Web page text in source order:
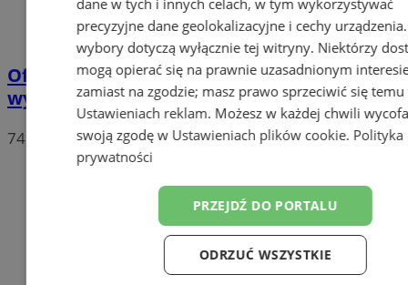
Oficjalne wyniki wyborów: W Chorzowie
wygrywa Rafał Trzaskowski!
74
dane w tych i innych celach, w tym wykorzystywać
precyzyjne dane geolokalizacyjne i cechy
wybory dotyczą wyłącznie tej witryny. Niektórzy
mogą opierać się na prawnie uzasadnionym
zamiast na zgodzie; masz prawo sprzeciwić się temu
Ustawieniach reklam. Możesz w każdej chwili
swoją zgodę w Ustawieniach plików cookie. Polityka
prywatności
PRZEJDŹ DO PORTALU
ODRZUĆ WSZYSTKIE